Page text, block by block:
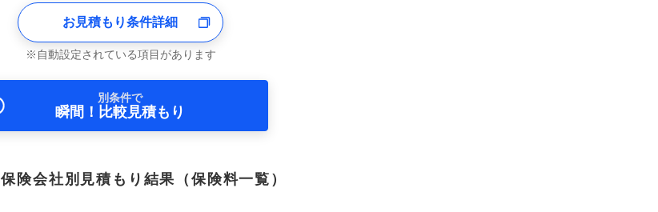
お見積もり条件詳細
自動設定されている項目があります
別条件で
瞬間！比較見積もり
険会社別見積もり結果 （保険料一覧）